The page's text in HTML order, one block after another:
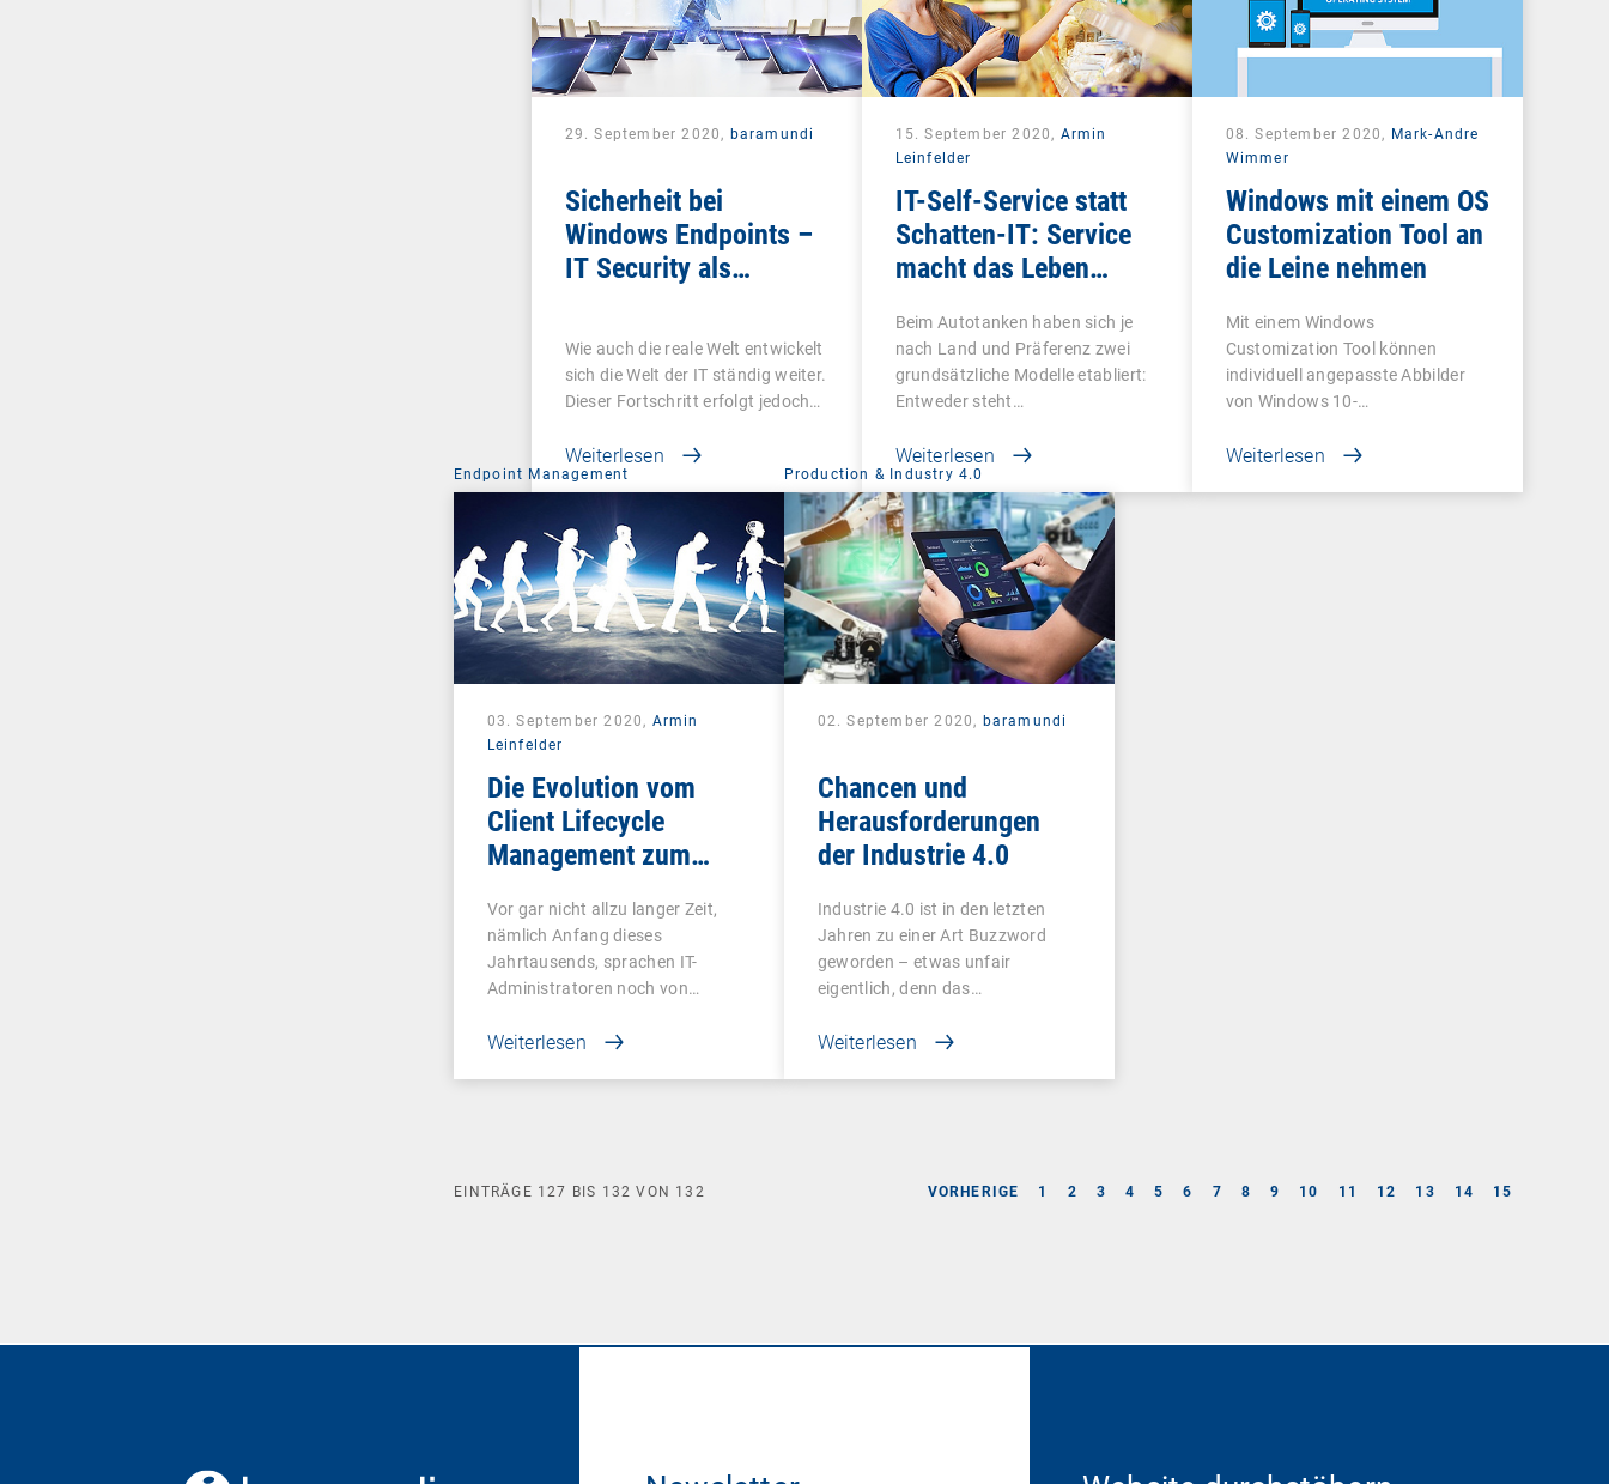
29. September 2020, baramundi
Sicherheit bei
Windows Endpoints –
IT Security als
Konzept
Wie auch die reale Welt entwickelt
sich die Welt der IT ständig weiter.
Dieser Fortschritt erfolgt jedoch…
Weiterlesen
15. September 2020, Armin
Leinfelder
IT-Self-Service statt
Schatten-IT: Service
macht das Leben
Beim Autotanken haben sich je
nach Land und Präferenz zwei
grundsätzliche Modelle etabliert:
Entweder steht…
Weiterlesen
08. September 2020, Mark-Andre
Wimmer
Windows mit einem OS
Customization Tool an
die Leine nehmen
Mit einem Windows
Customization Tool können
individuell angepasste Abbilder
von Windows 10-
Weiterlesen
Endpoint Management
03. September 2020, Armin
Leinfelder
Die Evolution vom
Client Lifecycle
Management zum
Management
Vor gar nicht allzu langer Zeit,
nämlich Anfang dieses
Jahrtausends, sprachen IT-
Administratoren noch von…
Weiterlesen
Production & Industry 4.0
02. September 2020, baramundi
Chancen und
Herausforderungen
der Industrie 4.0
Industrie 4.0 ist in den letzten
Jahren zu einer Art Buzzword
geworden – etwas unfair
eigentlich, denn das…
Weiterlesen
VORHERIGE 1 2 3 4 5 6 7 8 9 10 11 12 13 14 15
EINTRÄGE 127 BIS 132 VON 132